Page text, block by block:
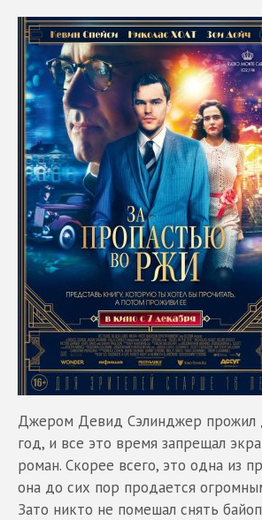
Джером Девид Сэлинджер прожил
год, и все это время запрещал
роман. Скорее всего, это одна из
она до сих пор продается
Зато никто не помешал снять